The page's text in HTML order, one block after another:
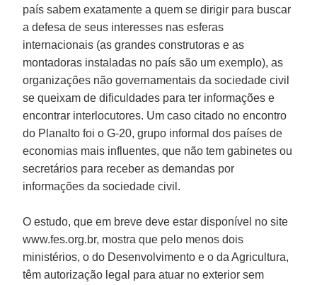
país sabem exatamente a quem se dirigir para buscar
a defesa de seus interesses nas esferas
internacionais (as grandes construtoras e as
montadoras instaladas no país são um exemplo), as
organizações não governamentais da sociedade civil
se queixam de dificuldades para ter informações e
encontrar interlocutores. Um caso citado no encontro
do Planalto foi o G-20, grupo informal dos países de
economias mais influentes, que não tem gabinetes ou
secretários para receber as demandas por
informações da sociedade civil.
O estudo, que em breve deve estar disponível no site
www.fes.org.br, mostra que pelo menos dois
ministérios, o do Desenvolvimento e o da Agricultura,
têm autorização legal para atuar no exterior sem